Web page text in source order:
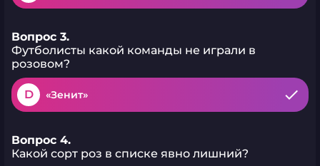
Вопрос 3.
Футболисты какой команды не играли в
розовом?
D «Зенит»
Вопрос 4.
Какой сорт роз в списке явно лишний?